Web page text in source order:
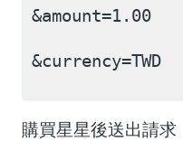
&amount=1.00
&currency=TWD
購買星星後送出請求